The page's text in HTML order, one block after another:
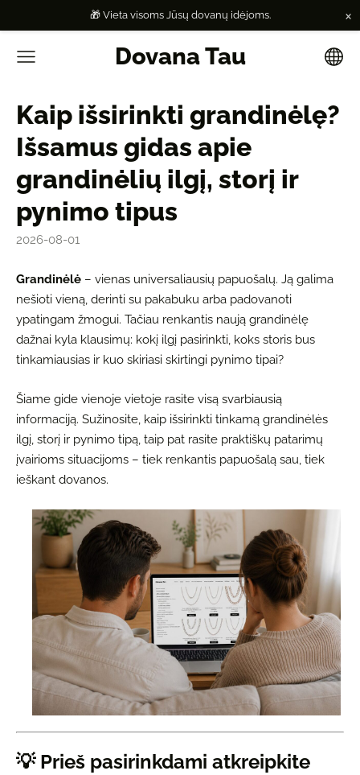
🎁 Vieta visoms Jūsų dovanų idėjoms. ×
Dovana Tau
Kaip išsirinkti grandinėlę?
Išsamus gidas apie
grandinėlių ilgį, storį ir
pynimo tipus
2026-08-01
Grandinėlė – vienas universaliausių papuošalų. Ją galima
nešioti vieną, derinti su pakabuku arba padovanoti
ypatingam žmogui. Tačiau renkantis naują grandinėlę
dažnai kyla klausimų: kokį ilgį pasirinkti, koks storis bus
tinkamiausias ir kuo skiriasi skirtingi pynimo tipai?
Šiame gide vienoje vietoje rasite visą svarbiausią
informaciją. Sužinosite, kaip išsirinkti tinkamą grandinėlės
ilgį, storį ir pynimo tipą, taip pat rasite praktiškų patarimų
įvairioms situacijoms – tiek renkantis papuošalą sau, tiek
ieškant dovanos.
💡 Prieš pasirinkdami atkreipkite